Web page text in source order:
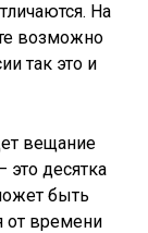
На
возможно
так это и
вещание
это десятка
быть
от времени